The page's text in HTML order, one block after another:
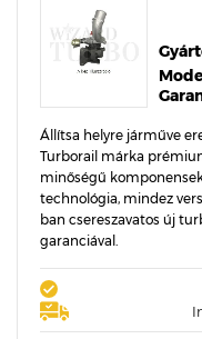
Állítsa helyre járműve
Turborail márka
minőségű
technológia, mindez
ban csereszavatos új
garanciával.